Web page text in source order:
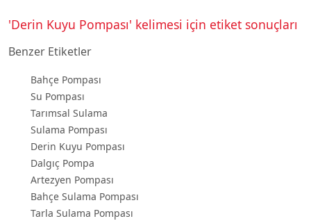
'Derin Kuyu Pompası' kelimesi için etiket sonuçları
Benzer Etiketler
Bahçe Pompası
Su Pompası
Tarımsal Sulama
Sulama Pompası
Derin Kuyu Pompası
Dalgıç Pompa
Artezyen Pompası
Bahçe Sulama Pompası
Tarla Sulama Pompası